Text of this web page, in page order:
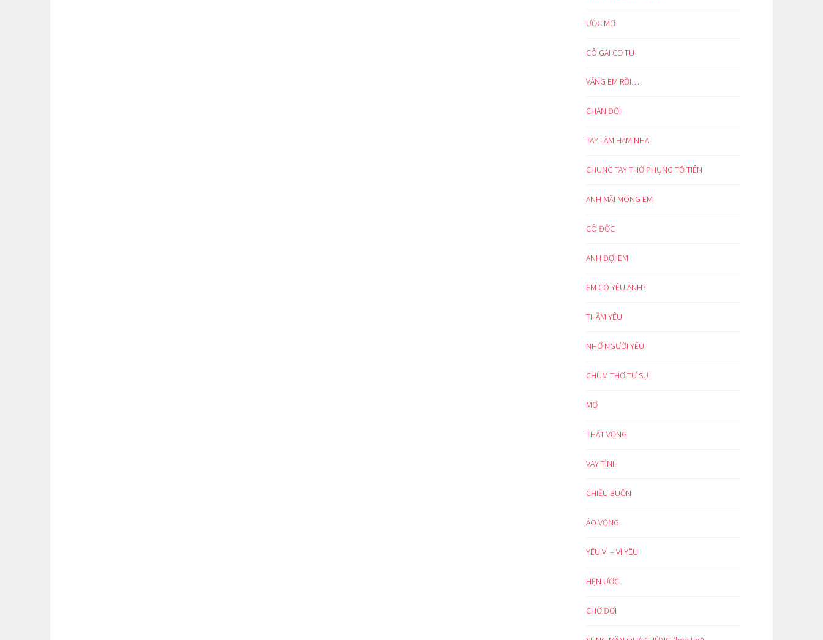
ƯỚC MƠ
CÔ GÁI CƠ TU
VẮNG EM RỒI…
CHÁN ĐỜI
TAY LÀM HÀM NHAI
CHUNG TAY THỜ PHỤNG TỔ TIÊN
ANH MÃI MONG EM
CÔ ĐỘC
ANH ĐỢI EM
EM CÓ YÊU ANH?
THẦM YÊU
NHỚ NGƯỜI YÊU
CHÙM THƠ TỰ SỰ
MƠ
THẤT VỌNG
VAY TÌNH
CHIỀU BUỒN
ẢO VỌNG
YÊU VÌ – VÌ YÊU
HẸN ƯỚC
CHỜ ĐỢI